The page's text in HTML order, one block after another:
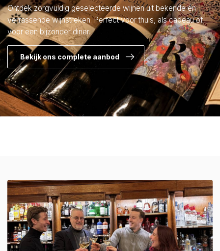
Ontdek zorgvuldig geselecteerde wijnen uit bekende én
verrassende wijnstreken. Perfect voor thuis, als cadeau of
voor een bijzonder diner.
Bekijk ons complete aanbod